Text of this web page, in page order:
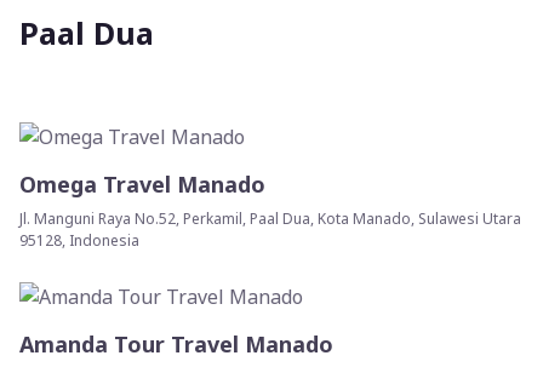
Paal Dua
Omega Travel Manado
Jl. Manguni Raya No.52, Perkamil, Paal Dua, Kota Manado, Sulawesi Utara
95128, Indonesia
Amanda Tour Travel Manado